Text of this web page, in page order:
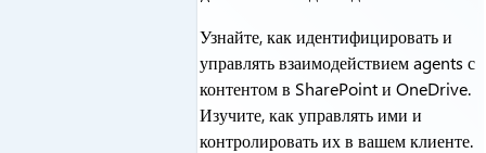
Узнайте, как идентифицировать и
управлять взаимодействием agents с
контентом в SharePoint и OneDrive.
Изучите, как управлять ими и
контролировать их в вашем клиенте.